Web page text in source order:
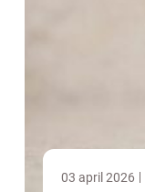
03 april 2026